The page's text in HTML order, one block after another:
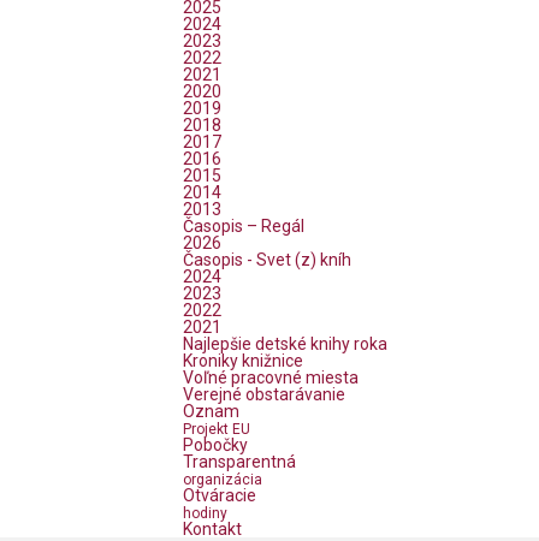
2025
2024
2023
2022
2021
2020
2019
2018
2017
2016
2015
2014
2013
Časopis – Regál
2026
Časopis - Svet (z) kníh
2024
2023
2022
2021
Najlepšie detské knihy roka
Kroniky knižnice
Voľné pracovné miesta
Verejné obstarávanie
Oznam
Projekt EU
Pobočky
Transparentná
organizácia
Otváracie
hodiny
Kontakt